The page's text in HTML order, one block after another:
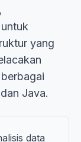
yang
Java.
data